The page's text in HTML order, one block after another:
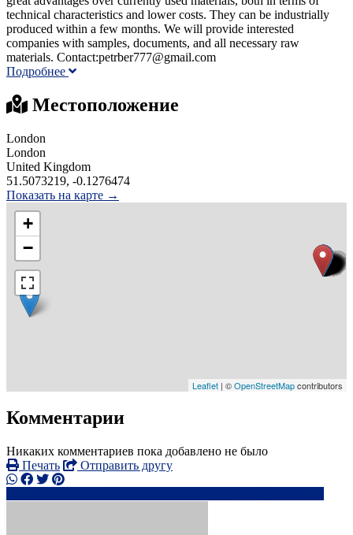
technical characteristics and lower costs. They can be industrially
produced within a few months. We will provide interested
companies with samples, documents, and all necessary raw
materials. Contact:petrber777@gmail.com
Подробнее
Местоположение
London
London
United Kingdom
51.5073219, -0.1276474
Показать на карте →
+
−
Leaflet | ©OpenStreetMapcontributors
Комментарии
Никаких комментариев пока добавлено не было
Печать
Отправить другу